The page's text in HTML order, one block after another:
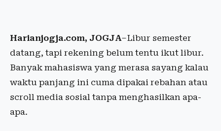
Harianjogja.com, JOGJA–Libur semester
datang, tapi rekening belum tentu ikut libur.
Banyak mahasiswa yang merasa sayang kalau
waktu panjang ini cuma dipakai rebahan atau
scroll media sosial tanpa menghasilkan apa-
apa.